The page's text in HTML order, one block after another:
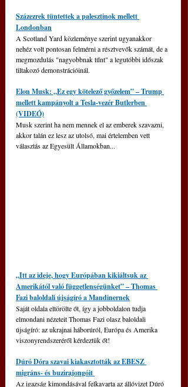
Százezrek tüntettek a palesztinok mellett
Londonban
A Scotland Yard közleménye szerint ugyanakkor
nehéz volt pontosan felmérni a résztvevők számát, de a
megmozdulás "nagyobbnak tűnt" a legutóbbi időszak
tiltakozó demonstrációinál.
Elon Musk: „Ez egy kötelező győzelem” – Trump
mellett kampányolt a Tesla-vezér Butlerben
(VIDEÓ)
Musk szerint ha nem mennek el az emberek szavazni,
akkor talán ez lesz az utolsó, mai értelemben vett
választás az Egyesült Államokban...
„Itt az ideje, hogy Európában kikiáltsuk az
Amerikától való függetlenségünket” – Thomas
Fazi baloldali újságíró a Mandinernek
Saját oldala eltörölte őt, így a jobboldalon tudja
elmondani nézeteit Thomas Fazi olasz baloldali
újságíró: az ukrajnai háborúról, Európa és Amerika
viszonyrendszeréről kérdeztük őt!
Dúró Dóra szavai kiakasztották az EBESZ
migráns- és buzirajongóit
Az igazság kimondásával felkavarta az állóvizet Dúró